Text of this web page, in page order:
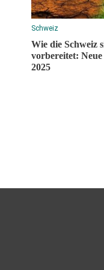
Schweiz
Wie die Schweiz
vorbereitet:
2025